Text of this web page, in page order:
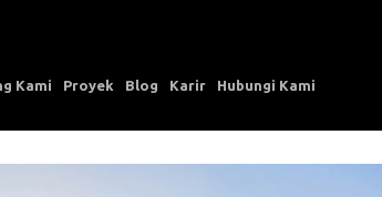
Kami Proyek Blog Karir Hubungi Kami